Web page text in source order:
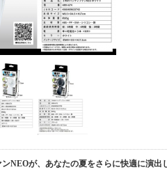
NEOが、あなたの夏をさらに快適に演